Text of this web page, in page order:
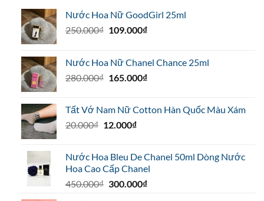
109.000₫.
Nước Hoa Nữ GoodGirl 25ml
250.000₫ Giá
250.000₫.
109.000₫Giá
là:
109.000₫.
Nước Hoa Nữ Chanel Chance 25ml
280.000₫ Giá
280.000₫.
165.000₫Giá
là:
Tất Vớ Nam Nữ Cotton Hàn Quốc Màu Xám
20.000₫ Giá
20.000₫.
12.000₫Giá
là:
12.000₫.
Nước Hoa Bleu De Chanel 50ml Dòng Nước
Hoa Cao Cấp Chanel
450.000₫ Giá
300.000₫Giá